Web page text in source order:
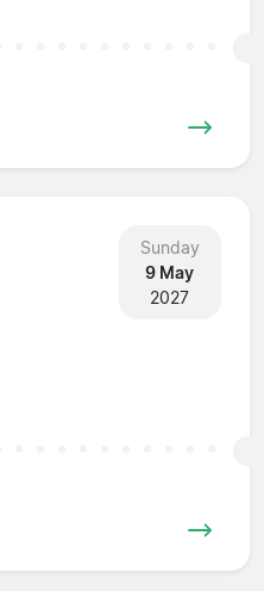
Sunday
9 May
2027